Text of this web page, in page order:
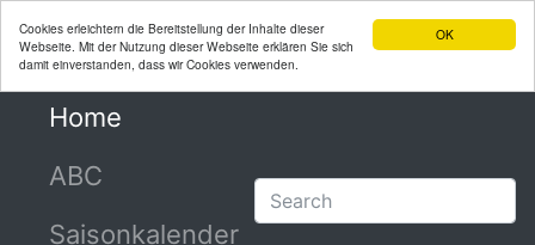
OK
Cookies erleichtern die Bereitstellung der Inhalte dieser
Webseite. Mit der Nutzung dieser Webseite erklären Sie sich
damit einverstanden, dass wir Cookies verwenden.
Home
ABC
Saisonkalender